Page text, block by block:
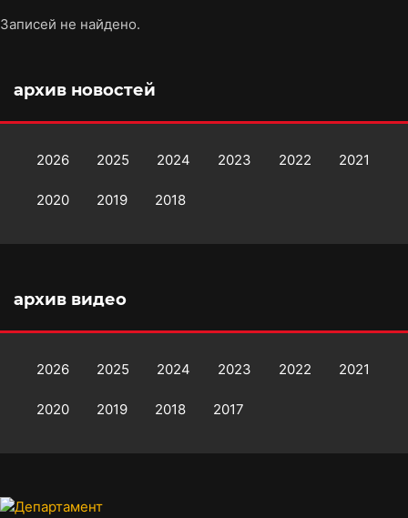
Записей не найдено.
архив новостей
2026 2025 2024 2023 2022 2021
2020 2019 2018
архив видео
2026 2025 2024 2023 2022 2021
2020 2019 2018 2017